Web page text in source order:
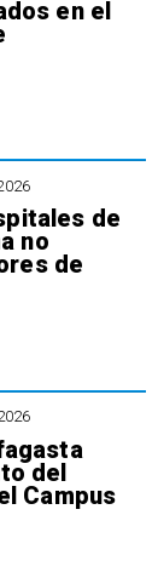
en el
de
no
de
del
Campus